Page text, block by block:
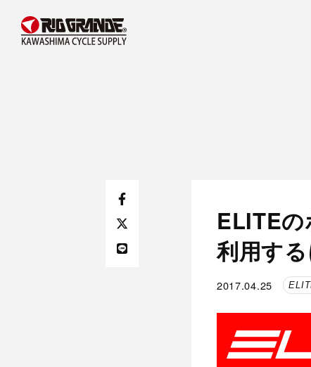
ELITE
利用す
2017.04.25